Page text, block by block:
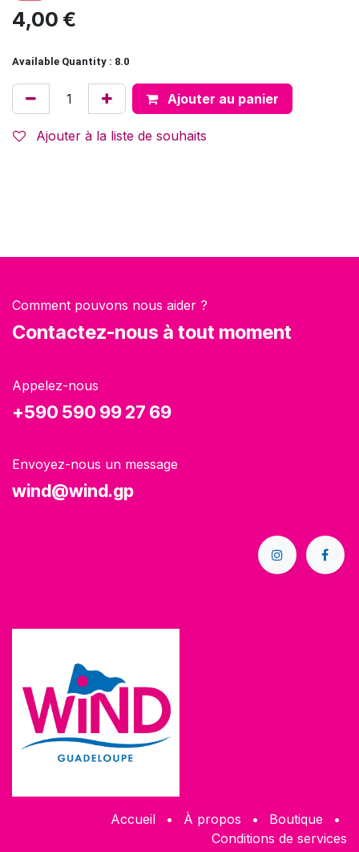
4,00 €
Available Quantity : 8.0
Ajouter au panier
Ajouter à la liste de souhaits
Comment pouvons nous aider ?
Contactez-nous à tout moment
Appelez-nous
+590 590 99 27 69
Envoyez-nous un message
wind@wind.gp
Accueil • À propos • Boutique
•
Conditions de services